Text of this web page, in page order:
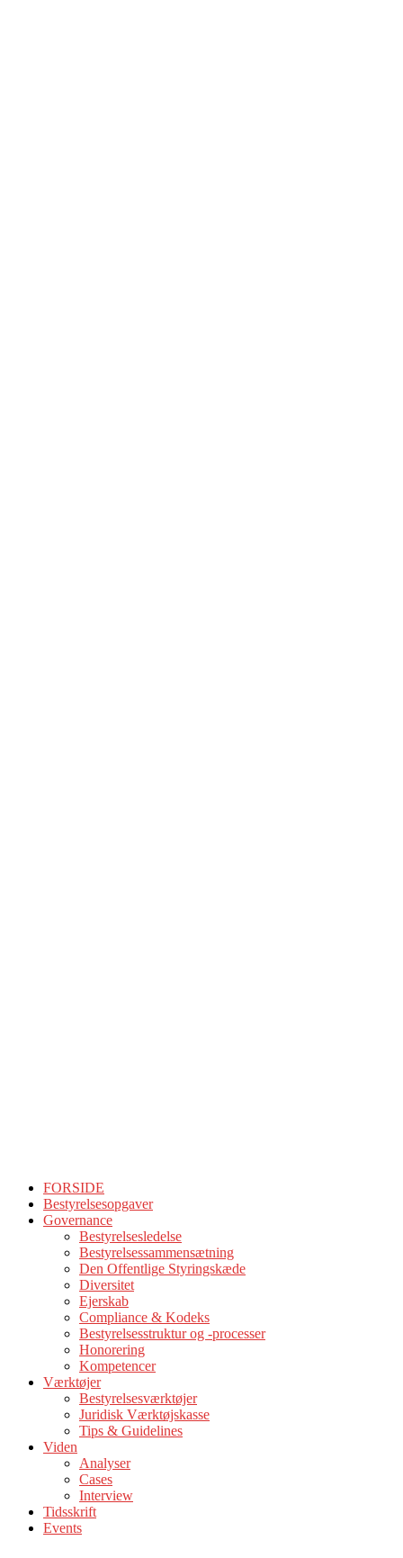
FORSIDE
Bestyrelsesopgaver
Governance
Bestyrelsesledelse
Bestyrelsessammensætning
Den Offentlige Styringskæde
Diversitet
Ejerskab
Compliance & Kodeks
Bestyrelsesstruktur og -processer
Honorering
Kompetencer
Værktøjer
Bestyrelsesværktøjer
Juridisk Værktøjskasse
Tips & Guidelines
Viden
Analyser
Cases
Interview
Tidsskrift
Events